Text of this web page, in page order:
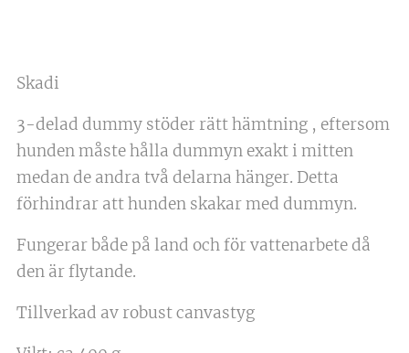
Skadi
3-delad dummy stöder rätt hämtning , eftersom
hunden måste hålla dummyn exakt i mitten
medan de andra två delarna hänger. Detta
förhindrar att hunden skakar med dummyn.
Fungerar både på land och för vattenarbete då
den är flytande.
Tillverkad av robust canvastyg